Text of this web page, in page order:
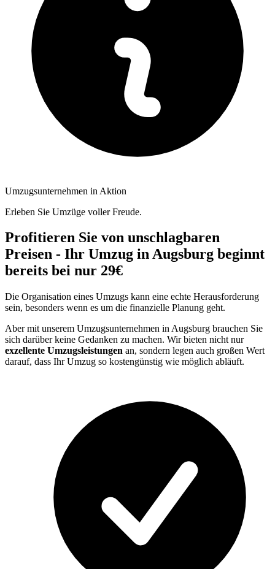
Umzugsunternehmen in Aktion
Erleben Sie Umzüge voller Freude.
Profitieren Sie von unschlagbaren
Preisen - Ihr Umzug in Augsburg beginnt
bereits bei nur 29€
Die Organisation eines Umzugs kann eine echte Herausforderung
sein, besonders wenn es um die finanzielle Planung geht.
Aber mit unserem Umzugsunternehmen in Augsburg brauchen Sie
sich darüber keine Gedanken zu machen. Wir bieten nicht nur
exzellente Umzugsleistungen an, sondern legen auch großen Wert
darauf, dass Ihr Umzug so kostengünstig wie möglich abläuft.